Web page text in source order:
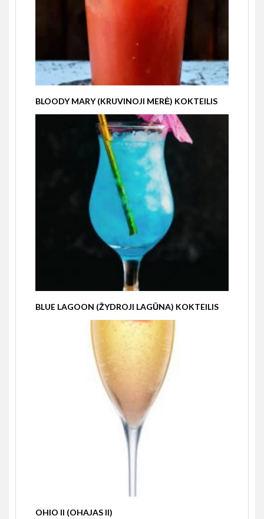
BLOODY MARY (KRUVINOJI MERĖ) KOKTEILIS
BLUE LAGOON (ŽYDROJI LAGŪNA) KOKTEILIS
OHIO II (OHAJAS II)